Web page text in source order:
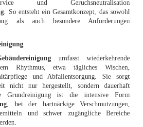
Service und Geruchsneutralisation
. So entsteht ein Gesamtkonzept, das sowohl
als auch besondere Anforderungen
umfasst wiederkehrende
Rhythmus, etwa tägliches Wischen,
und Abfallentsorgung. Sie sorgt
nicht nur hergestellt, sondern dauerhaft
Grundreinigung ist die intensive Form
, bei der hartnäckige Verschmutzungen,
und schwer zugängliche Bereiche